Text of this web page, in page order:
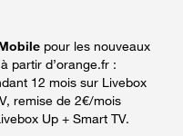
pour les nouveaux
partir d’orange.fr :
12 mois sur Livebox
remise de 2€/mois
Up + Smart TV.